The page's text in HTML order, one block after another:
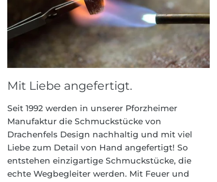
Mit Liebe angefertigt.
Seit 1992 werden in unserer Pforzheimer
Manufaktur die Schmuckstücke von
Drachenfels Design nachhaltig und mit viel
Liebe zum Detail von Hand angefertigt! So
entstehen einzigartige Schmuckstücke, die
echte Wegbegleiter werden. Mit Feuer und